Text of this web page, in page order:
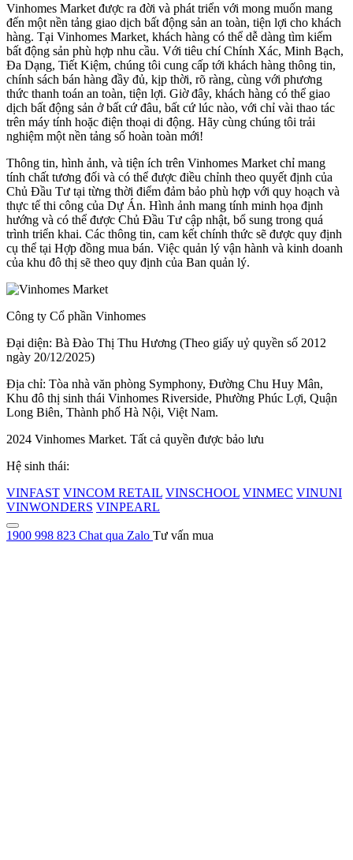
Vinhomes Market được ra đời và phát triển với mong muốn mang
đến một nền tảng giao dịch bất động sản an toàn, tiện lợi cho khách
hàng. Tại Vinhomes Market, khách hàng có thể dễ dàng tìm kiếm
bất động sản phù hợp nhu cầu. Với tiêu chí Chính Xác, Minh Bạch,
Đa Dạng, Tiết Kiệm, chúng tôi cung cấp tới khách hàng thông tin,
chính sách bán hàng đầy đủ, kịp thời, rõ ràng, cùng với phương
thức thanh toán an toàn, tiện lợi. Giờ đây, khách hàng có thể giao
dịch bất động sản ở bất cứ đâu, bất cứ lúc nào, với chỉ vài thao tác
trên máy tính hoặc điện thoại di động. Hãy cùng chúng tôi trải
nghiệm một nền tảng số hoàn toàn mới!
Thông tin, hình ảnh, và tiện ích trên Vinhomes Market chỉ mang
tính chất tương đối và có thể được điều chỉnh theo quyết định của
Chủ Đầu Tư tại từng thời điểm đảm bảo phù hợp với quy hoạch và
thực tế thi công của Dự Án. Hình ảnh mang tính minh họa định
hướng và có thể được Chủ Đầu Tư cập nhật, bổ sung trong quá
trình triển khai. Các thông tin, cam kết chính thức sẽ được quy định
cụ thể tại Hợp đồng mua bán. Việc quản lý vận hành và kinh doanh
của khu đô thị sẽ theo quy định của Ban quản lý.
Công ty Cổ phần Vinhomes
Đại diện: Bà Đào Thị Thu Hương (Theo giấy uỷ quyền số 2012
ngày 20/12/2025)
Địa chỉ: Tòa nhà văn phòng Symphony, Đường Chu Huy Mân,
Khu đô thị sinh thái Vinhomes Riverside, Phường Phúc Lợi, Quận
Long Biên, Thành phố Hà Nội, Việt Nam.
2024 Vinhomes Market. Tất cả quyền được bảo lưu
Hệ sinh thái:
VINFAST VINCOM RETAIL VINSCHOOL VINMEC VINUNI
VINWONDERS VINPEARL
1900 998 823 Chat qua Zalo Tư vấn mua